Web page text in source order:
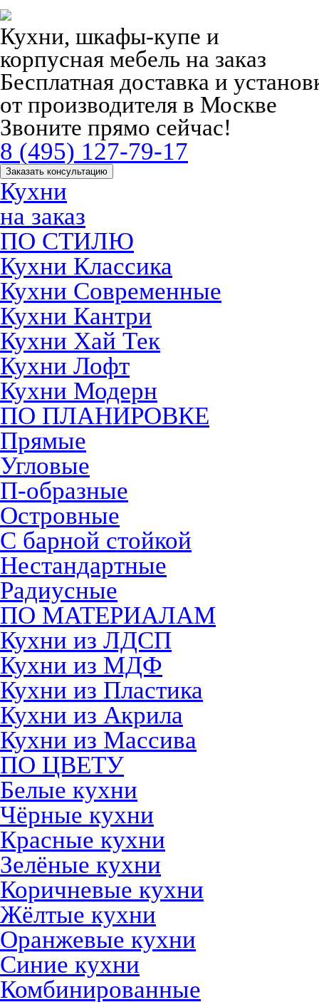
Кухни, шкафы-купе и
корпусная мебель на заказ
Бесплатная доставка и
от производителя в Москве
Звоните прямо сейчас!
8 (495) 127-79-17
Заказать консультацию
Кухни
на заказ
ПО СТИЛЮ
Кухни Классика
Кухни Современные
Кухни Кантри
Кухни Хай Тек
Кухни Лофт
Кухни Модерн
ПО ПЛАНИРОВКЕ
Прямые
Угловые
П-образные
Островные
С барной стойкой
Нестандартные
Радиусные
ПО МАТЕРИАЛАМ
Кухни из ЛДСП
Кухни из МДФ
Кухни из Пластика
Кухни из Акрила
Кухни из Массива
ПО ЦВЕТУ
Белые кухни
Чёрные кухни
Красные кухни
Зелёные кухни
Коричневые кухни
Жёлтые кухни
Оранжевые кухни
Синие кухни
Комбинированные